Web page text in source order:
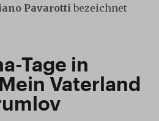
Pavarotti bezeichnet
Tage in
Vaterland